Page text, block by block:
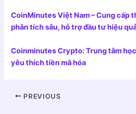
CoinMinutes Việt Nam – Cung cấp
phân tích sâu, hỗ trợ đầu tư hiệu
Coinminutes Crypto: Trung tâm
yêu thích tiền mã hóa
PREVIOUS